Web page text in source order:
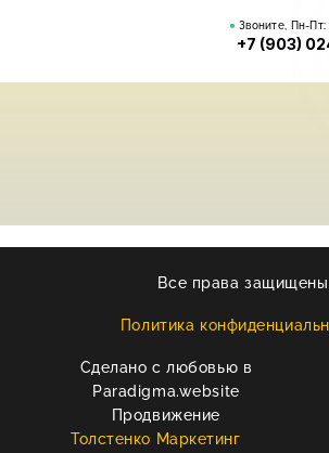
Звоните, Пн-Пт:
+7 (903)
РЕКВИЗИТЫ
КОНТАКТЫ
Все права защищены
Политика
Сделано с любовью в
Paradigma.website
Продвижение
Толстенко Маркетинг